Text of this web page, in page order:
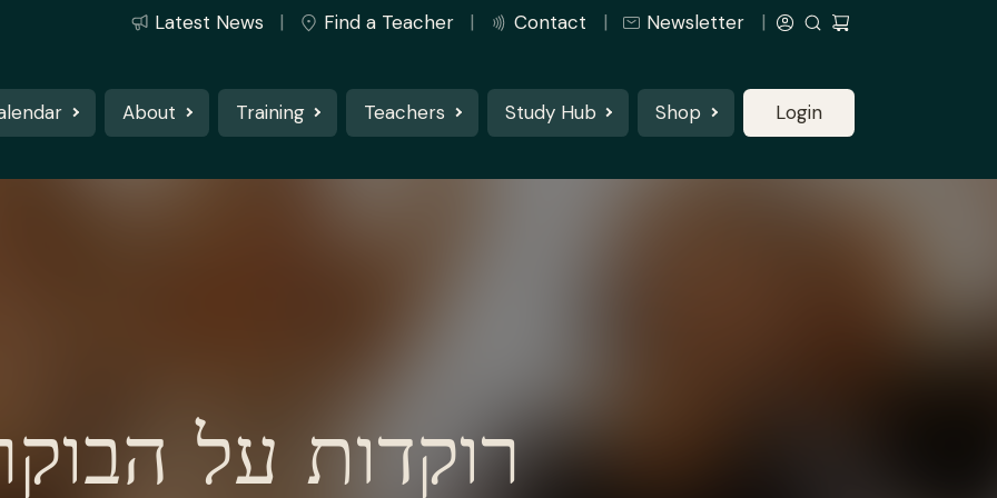
Latest News Find a Teacher Contact Newsletter
About Training Teachers Study Hub Shop Login
רוקדות על